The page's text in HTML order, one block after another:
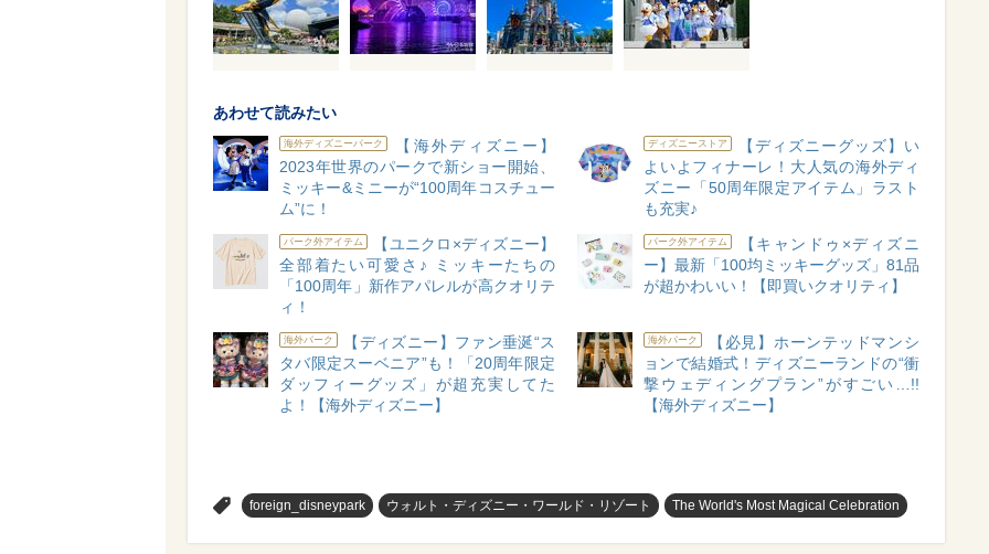
あわせて読みたい
海外ディズニーパーク
【海外ディズニー】
2023年世界のパークで新ショー開始、
ミッキー&ミニーが“100周年コスチュー
ム”に！
ディズニーストア
【ディズニーグッズ】い
よいよフィナーレ！大人気の海外ディ
ズニー「50周年限定アイテム」ラスト
も充実♪
パーク外アイテム
【ユニクロ×ディズニー】
全部着たい可愛さ♪ ミッキーたちの
「100周年」新作アパレルが高クオリテ
ィ！
パーク外アイテム
【キャンドゥ×ディズニ
ー】最新「100均ミッキーグッズ」81品
が超かわいい！【即買いクオリティ】
海外パーク
【ディズニー】ファン垂涎“ス
タバ限定スーベニア”も！「20周年限定
ダッフィーグッズ」が超充実してた
よ！【海外ディズニー】
海外パーク
【必見】ホーンテッドマンシ
ョンで結婚式！ディズニーランドの“衝
撃ウェディングプラン”がすごい…!!
【海外ディズニー】
foreign_disneypark ウォルト・ディズニー・ワールド・リゾート The World's Most Magical Celebration